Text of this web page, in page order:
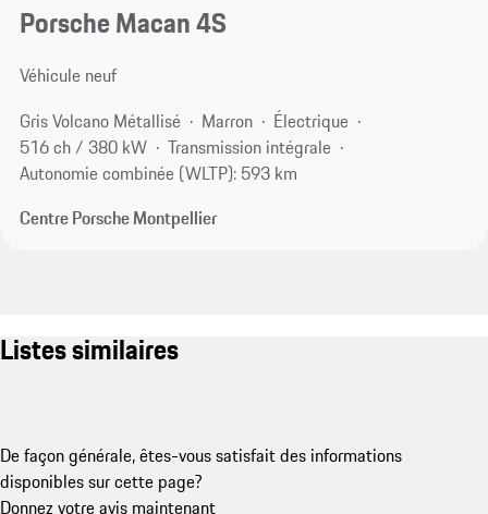
Porsche Macan 4S
Véhicule neuf
Gris Volcano Métallisé
Marron
Électrique
516 ch / 380 kW
Transmission intégrale
Autonomie combinée (WLTP): 593 km
Centre Porsche Montpellier
Listes similaires
De façon générale, êtes-vous satisfait des informations
disponibles sur cette page?
Donnez votre avis maintenant